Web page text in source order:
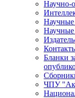
Научно-
Научные
Бланки
ЧПУ